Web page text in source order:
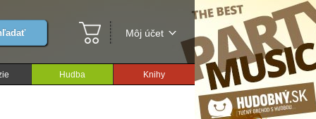
Môj účet
Hudba Knihy